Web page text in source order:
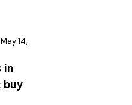
May 14,
in
buy